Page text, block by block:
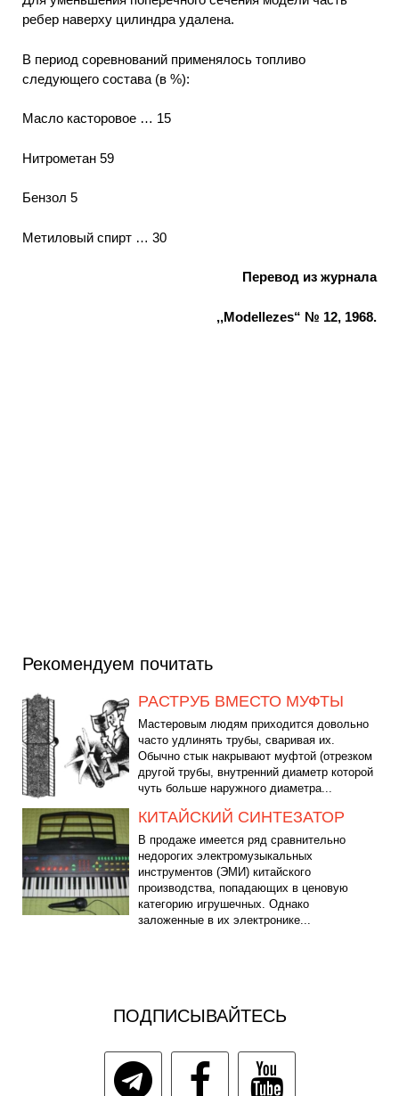
ребер наверху цилиндра удалена.
В период соревнований применялось топливо
следующего состава (в %):
Масло касторовое … 15
Нитрометан 59
Бензол 5
Метиловый спирт … 30
Перевод из журнала
,,Modellezes“ № 12, 1968.
Рекомендуем почитать
РАСТРУБ ВМЕСТО МУФТЫ
Мастеровым людям приходится довольно
часто удлинять трубы, сваривая их.
Обычно стык накрывают муфтой (отрезком
другой трубы, внутренний диаметр которой
чуть больше наружного диаметра...
КИТАЙСКИЙ СИНТЕЗАТОР
В продаже имеется ряд сравнительно
недорогих электромузыкальных
инструментов (ЭМИ) китайского
производства, попадающих в ценовую
категорию игрушечных. Однако
заложенные в их электронике...
ПОДПИСЫВАЙТЕСЬ